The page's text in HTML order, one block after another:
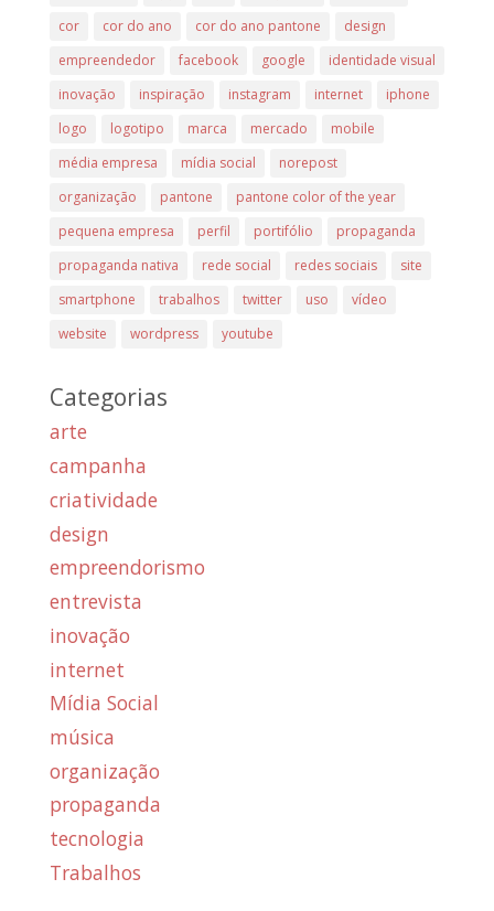
cor
cor do ano cor do ano pantone
design
empreendedor
facebook google
identidade visual
inovação
inspiração instagram internet
iphone
logo
logotipo marca mercado
mobile
média empresa
mídia social
norepost
organização
pantone
pantone color of the year
pequena empresa
perfil portifólio
propaganda
propaganda nativa
rede social redes sociais
site
smartphone
trabalhos twitter uso
vídeo
website
wordpress youtube
Categorias
arte
campanha
criatividade
design
empreendorismo
entrevista
inovação
internet
Mídia Social
música
organização
propaganda
tecnologia
Trabalhos